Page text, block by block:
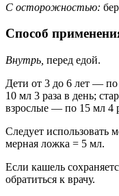
С осторожностью:
Способ
Внутрь, перед едой.
Дети от 3 до 6 лет —
10 мл 3 раза в день;
взрослые — по 15 мл 4
Следует использовать
мерная ложка = 5 мл.
Если кашель
обратиться к врачу.